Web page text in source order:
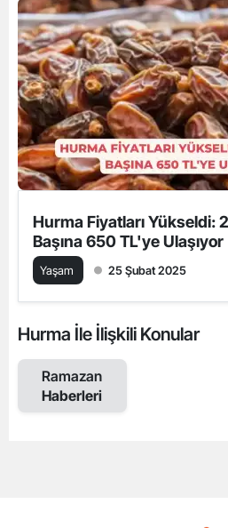
Hurma Fiyatları Yükseldi:
Başına 650 TL'ye Ulaşıyor
Yaşam 25 Şubat 2025
Hurma İle İlişkili Konular
Ramazan
Haberleri